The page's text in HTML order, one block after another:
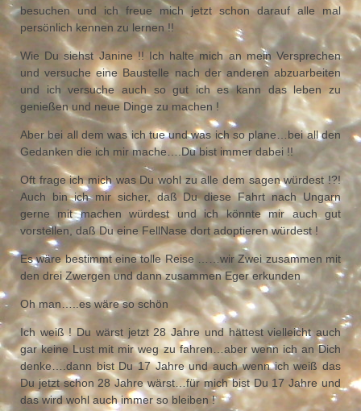
besuchen und ich freue mich jetzt schon darauf alle mal
persönlich kennen zu lernen !!
Wie Du siehst Janine !! Ich halte mich an mein Versprechen
und versuche eine Baustelle nach der anderen abzuarbeiten
und ich versuche auch so gut ich es kann das leben zu
genießen und neue Dinge zu machen !
Aber bei all dem was ich tue und was ich so plane…bei all den
Gedanken die ich mir mache….Du bist immer dabei !!
Oft frage ich mich was Du wohl zu alle dem sagen würdest !?!
Auch bin ich mir sicher, daß Du diese Fahrt nach Ungarn
gerne mit machen würdest und ich könnte mir auch gut
vorstellen, daß Du eine FellNase dort adoptieren würdest !
Es wäre bestimmt eine tolle Reise ……wir Zwei zusammen mit
den drei Zwergen und dann zusammen Eger erkunden
Oh man…..es wäre so schön
Ich weiß ! Du wärst jetzt 28 Jahre und hättest vielleicht auch
gar keine Lust mit mir weg zu fahren…aber wenn ich an Dich
denke….dann bist Du 17 Jahre und auch wenn ich weiß das
Du jetzt schon 28 Jahre wärst…für mich bist Du 17 Jahre und
das wird wohl auch immer so bleiben !